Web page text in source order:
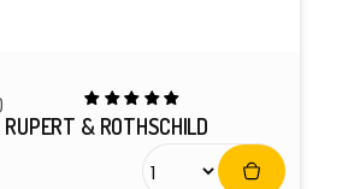
RUPERT & ROTHSCHILD